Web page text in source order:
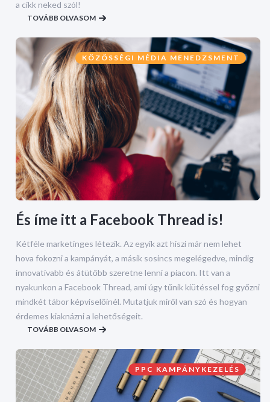
a cikk neked szól!
TOVÁBB OLVASOM
KÖZÖSSÉGI MÉDIA MENEDZSMENT
És íme itt a Facebook Thread is!
Kétféle marketinges létezik. Az egyik azt hiszi már nem lehet
hova fokozni a kampányát, a másik sosincs megelégedve, mindig
innovatívabb és átütőbb szeretne lenni a piacon. Itt van a
nyakunkon a Facebook Thread, ami úgy tűnik kiütéssel fog győzni
mindkét tábor képviselőinél. Mutatjuk miről van szó és hogyan
érdemes kiaknázni a lehetőségeit.
TOVÁBB OLVASOM
PPC KAMPÁNYKEZELÉS